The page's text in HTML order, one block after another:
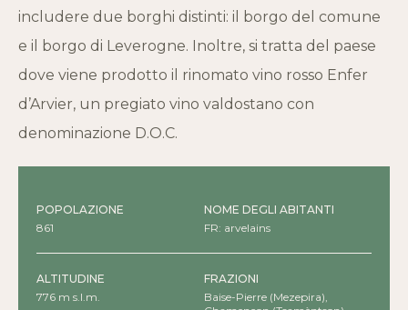
includere due borghi distinti: il borgo del comune
e il borgo di Leverogne. Inoltre, si tratta del paese
dove viene prodotto il rinomato vino rosso Enfer
d’Arvier, un pregiato vino valdostano con
denominazione D.O.C.
POPOLAZIONE
861
NOME DEGLI ABITANTI
FR: arvelains
ALTITUDINE
776 m s.l.m.
FRAZIONI
Baise-Pierre (Mezepira),